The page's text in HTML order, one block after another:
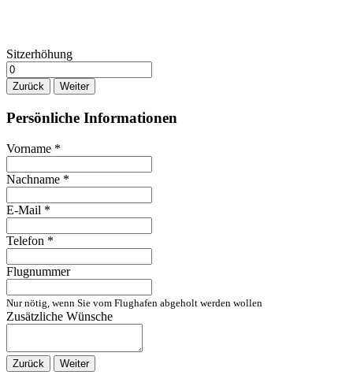
Sitzerhöhung
Zurück Weiter
Persönliche Informationen
Vorname *
Nachname *
E-Mail *
Telefon *
Flugnummer
Nur nötig, wenn Sie vom Flughafen abgeholt werden wollen
Zusätzliche Wünsche
Zurück Weiter